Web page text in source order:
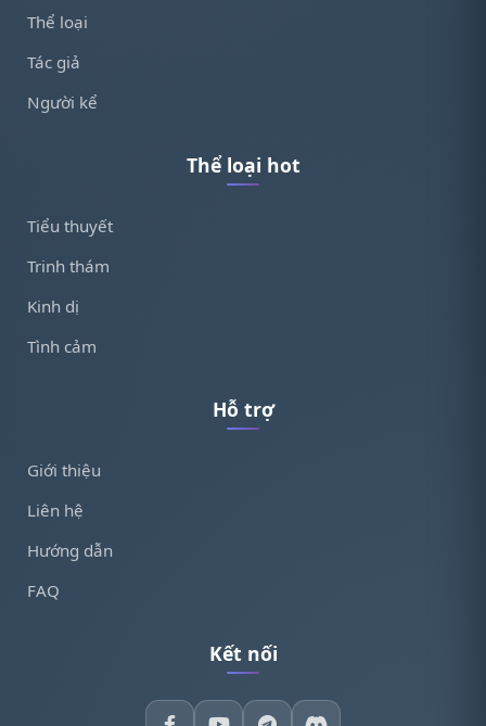
Thể loại
Tác giả
Người kể
Thể loại hot
Tiểu thuyết
Trinh thám
Kinh dị
Tình cảm
Hỗ trợ
Giới thiệu
Liên hệ
Hướng dẫn
FAQ
Kết nối